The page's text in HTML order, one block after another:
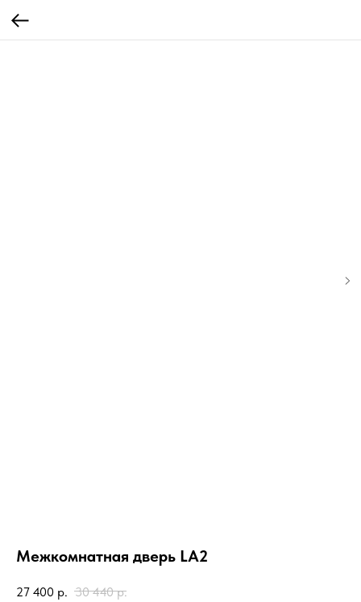
Межкомнатная дверь LA2
27 400 р. 30 440 р.